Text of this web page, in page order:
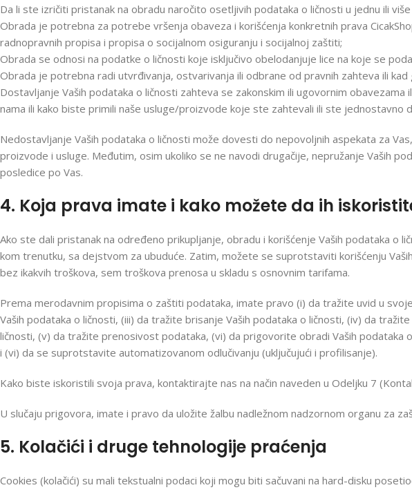
Da li ste izričiti pristanak na obradu naročito osetljivih podataka o ličnosti u jednu ili
Obrada je potrebna za potrebe vršenja obaveza i korišćenja konkretnih prava
radnopravnih propisa i propisa o socijalnom osiguranju i socijalnoj zaštiti;
Obrada se odnosi na podatke o ličnosti koje isključivo obelodanjuje lice na koje se
Obrada je potrebna radi utvrđivanja, ostvarivanja ili odbrane od pravnih zahteva ili
Dostavljanje Vaših podataka o ličnosti zahteva se zakonskim ili ugovornim
nama ili kako biste primili naše usluge/proizvode koje ste zahtevali ili ste jednostavno
Nedostavljanje Vaših podataka o ličnosti može dovesti do nepovoljnih aspekata za
proizvode i usluge. Međutim, osim ukoliko se ne navodi drugačije, nepružanje Vaših
posledice po Vas.
4. Koja prava imate i kako možete da ih
Ako ste dali pristanak na određeno prikupljanje, obradu i korišćenje Vaših podataka o
kom trenutku, sa dejstvom za ubuduće. Zatim, možete se suprotstaviti korišćenju
bez ikakvih troškova, sem troškova prenosa u skladu s osnovnim tarifama.
Prema merodavnim propisima o zaštiti podataka, imate pravo (i) da tražite uvid u
Vaših podataka o ličnosti, (iii) da tražite brisanje Vaših podataka o ličnosti, (iv) da
ličnosti, (v) da tražite prenosivost podataka, (vi) da prigovorite obradi Vaših podataka
i (vi) da se suprotstavite automatizovanom odlučivanju (uključujući i profilisanje).
Kako biste iskoristili svoja prava, kontaktirajte nas na način naveden u Odeljku 7
U slučaju prigovora, imate i pravo da uložite žalbu nadležnom nadzornom organu za
5. Kolačići i druge tehnologije praćenja
Cookies (kolačići) su mali tekstualni podaci koji mogu biti sačuvani na hard-disku